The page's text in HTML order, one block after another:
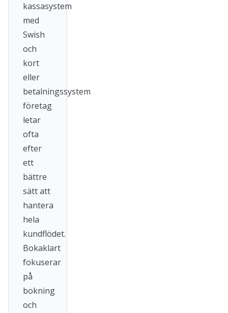
kassasystem
med
Swish
och
kort
eller
betalningssystem
företag
letar
ofta
efter
ett
bättre
sätt att
hantera
hela
kundflödet.
Bokaklart
fokuserar
på
bokning
och